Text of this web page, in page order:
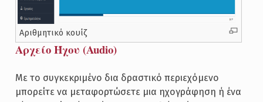
Αριθμητικό κουίζ
Αρχείο Ήχου (Audio)
Με το συγκεκριμένο δια δραστικό περιεχόμενο
μπορείτε να μεταφορτώσετε μια ηχογράφηση ή ένα